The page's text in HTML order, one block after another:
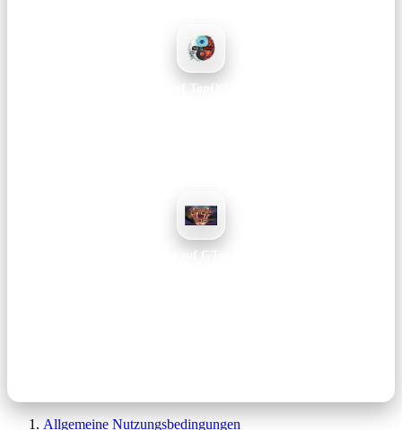
Vote auf TopOfMMOs
Vote auf GTop100
Allgemeine Nutzungsbedingungen